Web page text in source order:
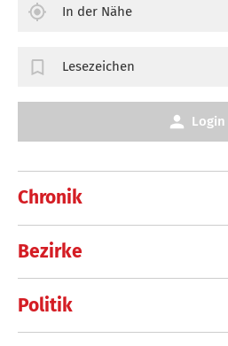
Chronik
Bezirke
Politik
In der Nähe
Lesezeichen
Login